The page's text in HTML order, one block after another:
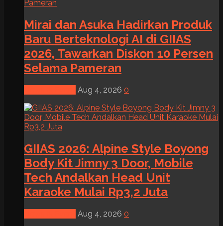
Mirai dan Asuka Hadirkan Produk
Baru Berteknologi AI di GIIAS
2026, Tawarkan Diskon 10 Persen
Selama Pameran
Aug 4, 2026 0
GIIAS 2026: Alpine Style Boyong
Body Kit Jimny 3 Door, Mobile
Tech Andalkan Head Unit
Karaoke Mulai Rp3,2 Juta
Aug 4, 2026 0